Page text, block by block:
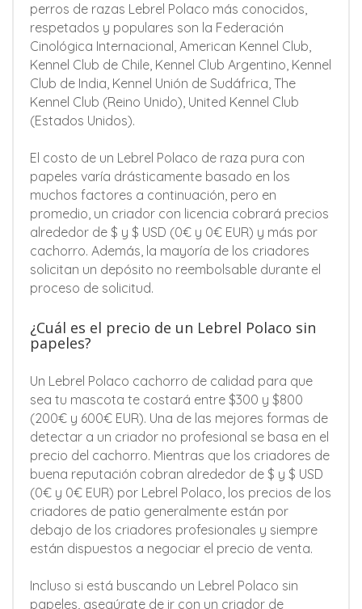
perros de razas Lebrel Polaco más conocidos,
respetados y populares son la Federación
Cinológica Internacional, American Kennel Club,
Kennel Club de Chile, Kennel Club Argentino, Kennel
Club de India, Kennel Unión de Sudáfrica, The
Kennel Club (Reino Unido), United Kennel Club
(Estados Unidos).
El costo de un Lebrel Polaco de raza pura con
papeles varía drásticamente basado en los
muchos factores a continuación, pero en
promedio, un criador con licencia cobrará precios
alrededor de $ y $ USD (0€ y 0€ EUR) y más por
cachorro. Además, la mayoría de los criadores
solicitan un depósito no reembolsable durante el
proceso de solicitud.
¿Cuál es el precio de un Lebrel Polaco sin
papeles?
Un Lebrel Polaco cachorro de calidad para que
sea tu mascota te costará entre $300 y $800
(200€ y 600€ EUR). Una de las mejores formas de
detectar a un criador no profesional se basa en el
precio del cachorro. Mientras que los criadores de
buena reputación cobran alrededor de $ y $ USD
(0€ y 0€ EUR) por Lebrel Polaco, los precios de los
criadores de patio generalmente están por
debajo de los criadores profesionales y siempre
están dispuestos a negociar el precio de venta.
Incluso si está buscando un Lebrel Polaco sin
papeles, asegúrate de ir con un criador de